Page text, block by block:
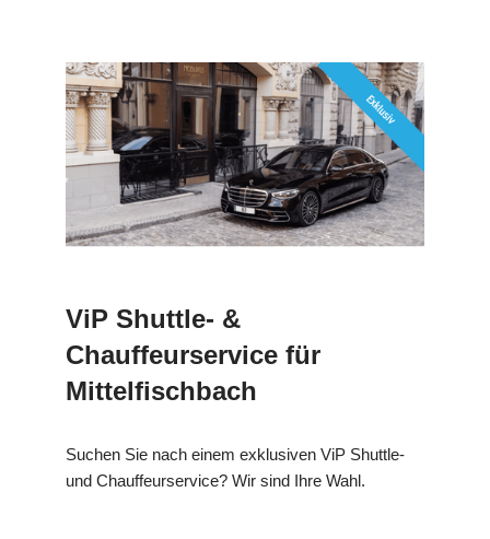
ViP Shuttle- &
Chauffeurservice für
Mittelfischbach
Suchen Sie nach einem exklusiven ViP Shuttle-
und Chauffeurservice? Wir sind Ihre Wahl.